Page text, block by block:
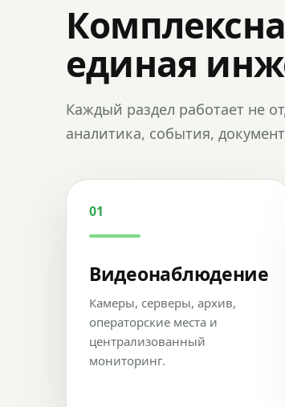
единая
Каждый раздел работает не
аналитика, события,
01
Видеонаблюдение
Камеры, серверы, архив,
операторские места и
централизованный
мониторинг.